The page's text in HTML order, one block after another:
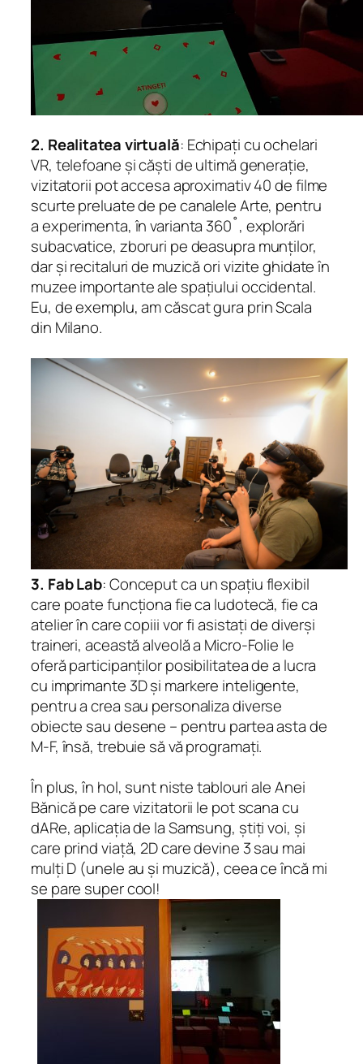
2. Realitatea virtuală: Echipați cu ochelari
VR, telefoane și căști de ultimă generație,
vizitatorii pot accesa aproximativ 40 de filme
scurte preluate de pe canalele Arte, pentru
a experimenta, în varianta 360˚, explorări
subacvatice, zboruri pe deasupra munților,
dar și recitaluri de muzică ori vizite ghidate în
muzee importante ale spațiului occidental.
Eu, de exemplu, am căscat gura prin Scala
din Milano.
3. Fab Lab: Conceput ca un spațiu flexibil
care poate funcționa fie ca ludotecă, fie ca
atelier în care copiii vor fi asistați de diverși
traineri, această alveolă a Micro-Folie le
oferă participanților posibilitatea de a lucra
cu imprimante 3D și markere inteligente,
pentru a crea sau personaliza diverse
obiecte sau desene – pentru partea asta de
M-F, însă, trebuie să vă programați.
În plus, în hol, sunt niste tablouri ale Anei
Bănică pe care vizitatorii le pot scana cu
dARe, aplicația de la Samsung, știți voi, și
care prind viață, 2D care devine 3 sau mai
mulți D (unele au și muzică), ceea ce încă mi
se pare super cool!